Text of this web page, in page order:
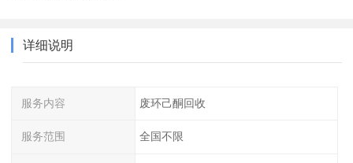
详细说明
服务内容 废环己酮回收
服务范围 全国不限